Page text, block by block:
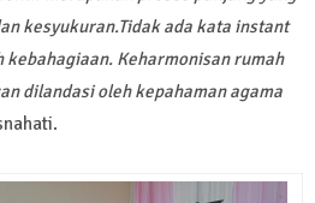
kesyukuran.Tidak ada kata instant
kebahagiaan. Keharmonisan rumah
dilandasi oleh kepahaman agama